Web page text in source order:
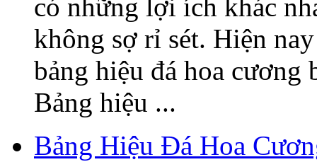
có những lợi ích khác
không sợ rỉ sét. Hiện
bảng hiệu đá hoa
Bảng hiệu ...
Bảng Hiệu Đá Hoa